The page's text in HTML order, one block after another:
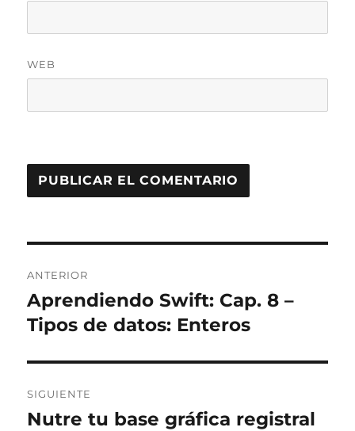
WEB
de
entradas
ANTERIOR
Entrada
anterior:
Aprendiendo Swift: Cap. 8 –
Tipos de datos: Enteros
SIGUIENTE
Entrada
Nutre tu base gráfica registral